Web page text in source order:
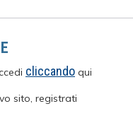
cliccando qui
sito, registrati